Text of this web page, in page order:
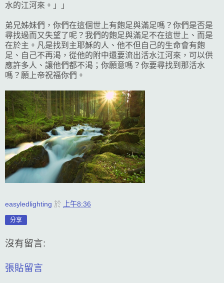
水的江河來。」｣
弟兄姊妹們，你們在這個世上有飽足與滿足嗎？你們是否是
尋找過而又失望了呢？我們的飽足與滿足不在這世上、而是
在於主。凡是找到主耶穌的人、他不但自己的生命會有飽
足、自己不再渇，從他的附中還要流出活水江河來，可以供
應許多人、讓他們都不渇；你願意嗎？你要尋找到那活水
嗎？願上帝祝福你們。
easyledlighting 於 上午8:36
分享
沒有留言:
張貼留言